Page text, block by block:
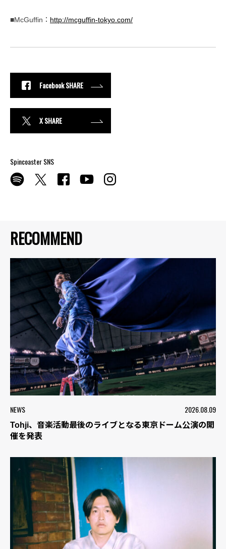
RECOMMEND
NEWS 2026.08.09
Tohji、音楽活動最後のライブとなる東京ドーム公演の開
催を発表
■McGuffin： http://mcguffin-tokyo.com/
Facebook SHARE
X SHARE
Spincoaster SNS